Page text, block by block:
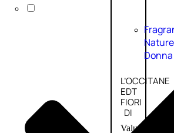
Nature
Donna
L’OCCITANE
EDT
FIORI
DI
Valutato